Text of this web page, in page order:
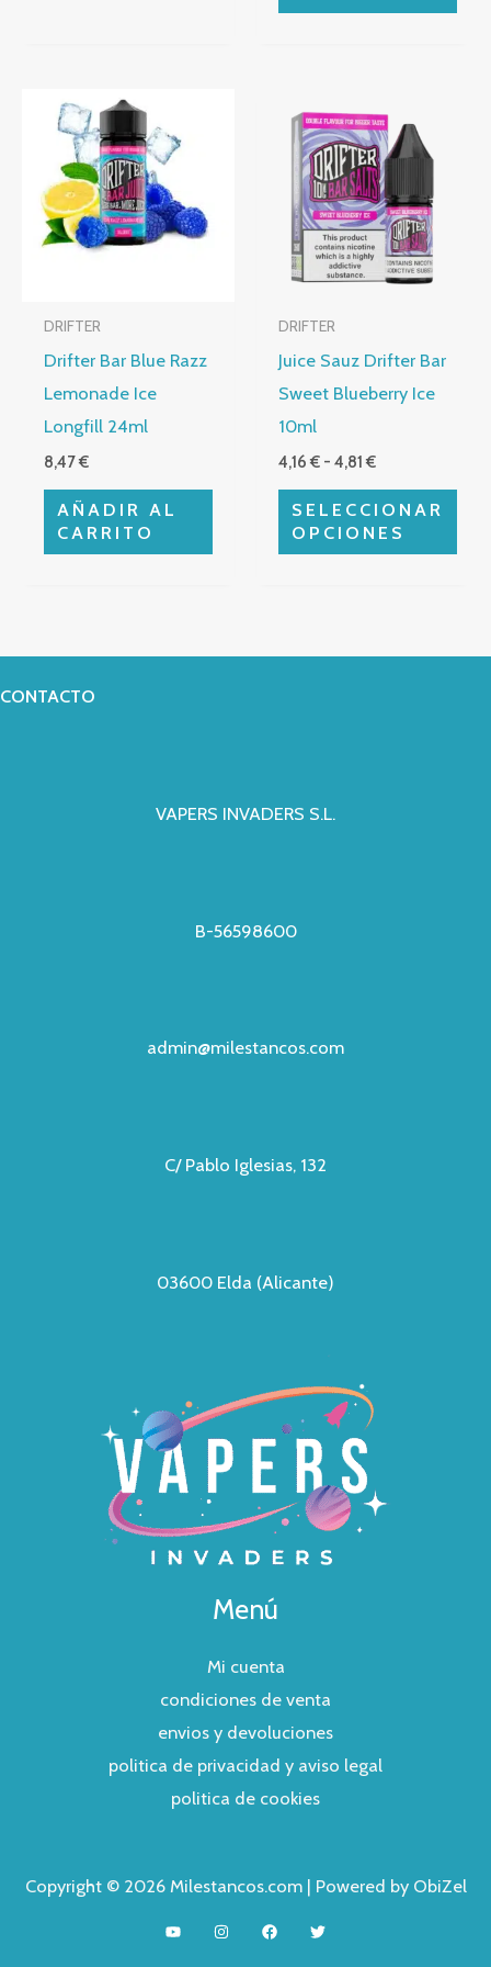
DRIFTER
Drifter Bar Blue Razz
Lemonade Ice
Longfill 24ml
8,47€
AÑADIR AL
CARRITO
DRIFTER
Juice Sauz Drifter Bar
Sweet Blueberry Ice
10ml
4,16€ - 4,81€
de
precios:
desde
4,16 €
hasta
4,81 €
SELECCIONAR
OPCIONES
producto
tiene
múltiples
variantes.
Las
se
pueden
elegir
en
la
página
de
CONTACTO
VAPERS INVADERS S.L.
B-56598600
admin@milestancos.com
C/ Pablo Iglesias, 132
03600 Elda (Alicante)
Menú
Mi cuenta
condiciones de venta
envios y devoluciones
politica de privacidad y aviso legal
politica de cookies
Copyright © 2026 Milestancos.com | Powered by ObiZel